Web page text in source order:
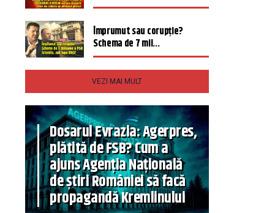
Împrumut sau corupție?
Schema de 7 mil...
VEZI MAI MULT
Dosarul Evrazia: Agerpres,
plătită de FSB? Cum a
ajuns Agenția Națională
de știri României să facă
propagandă Kremlinului